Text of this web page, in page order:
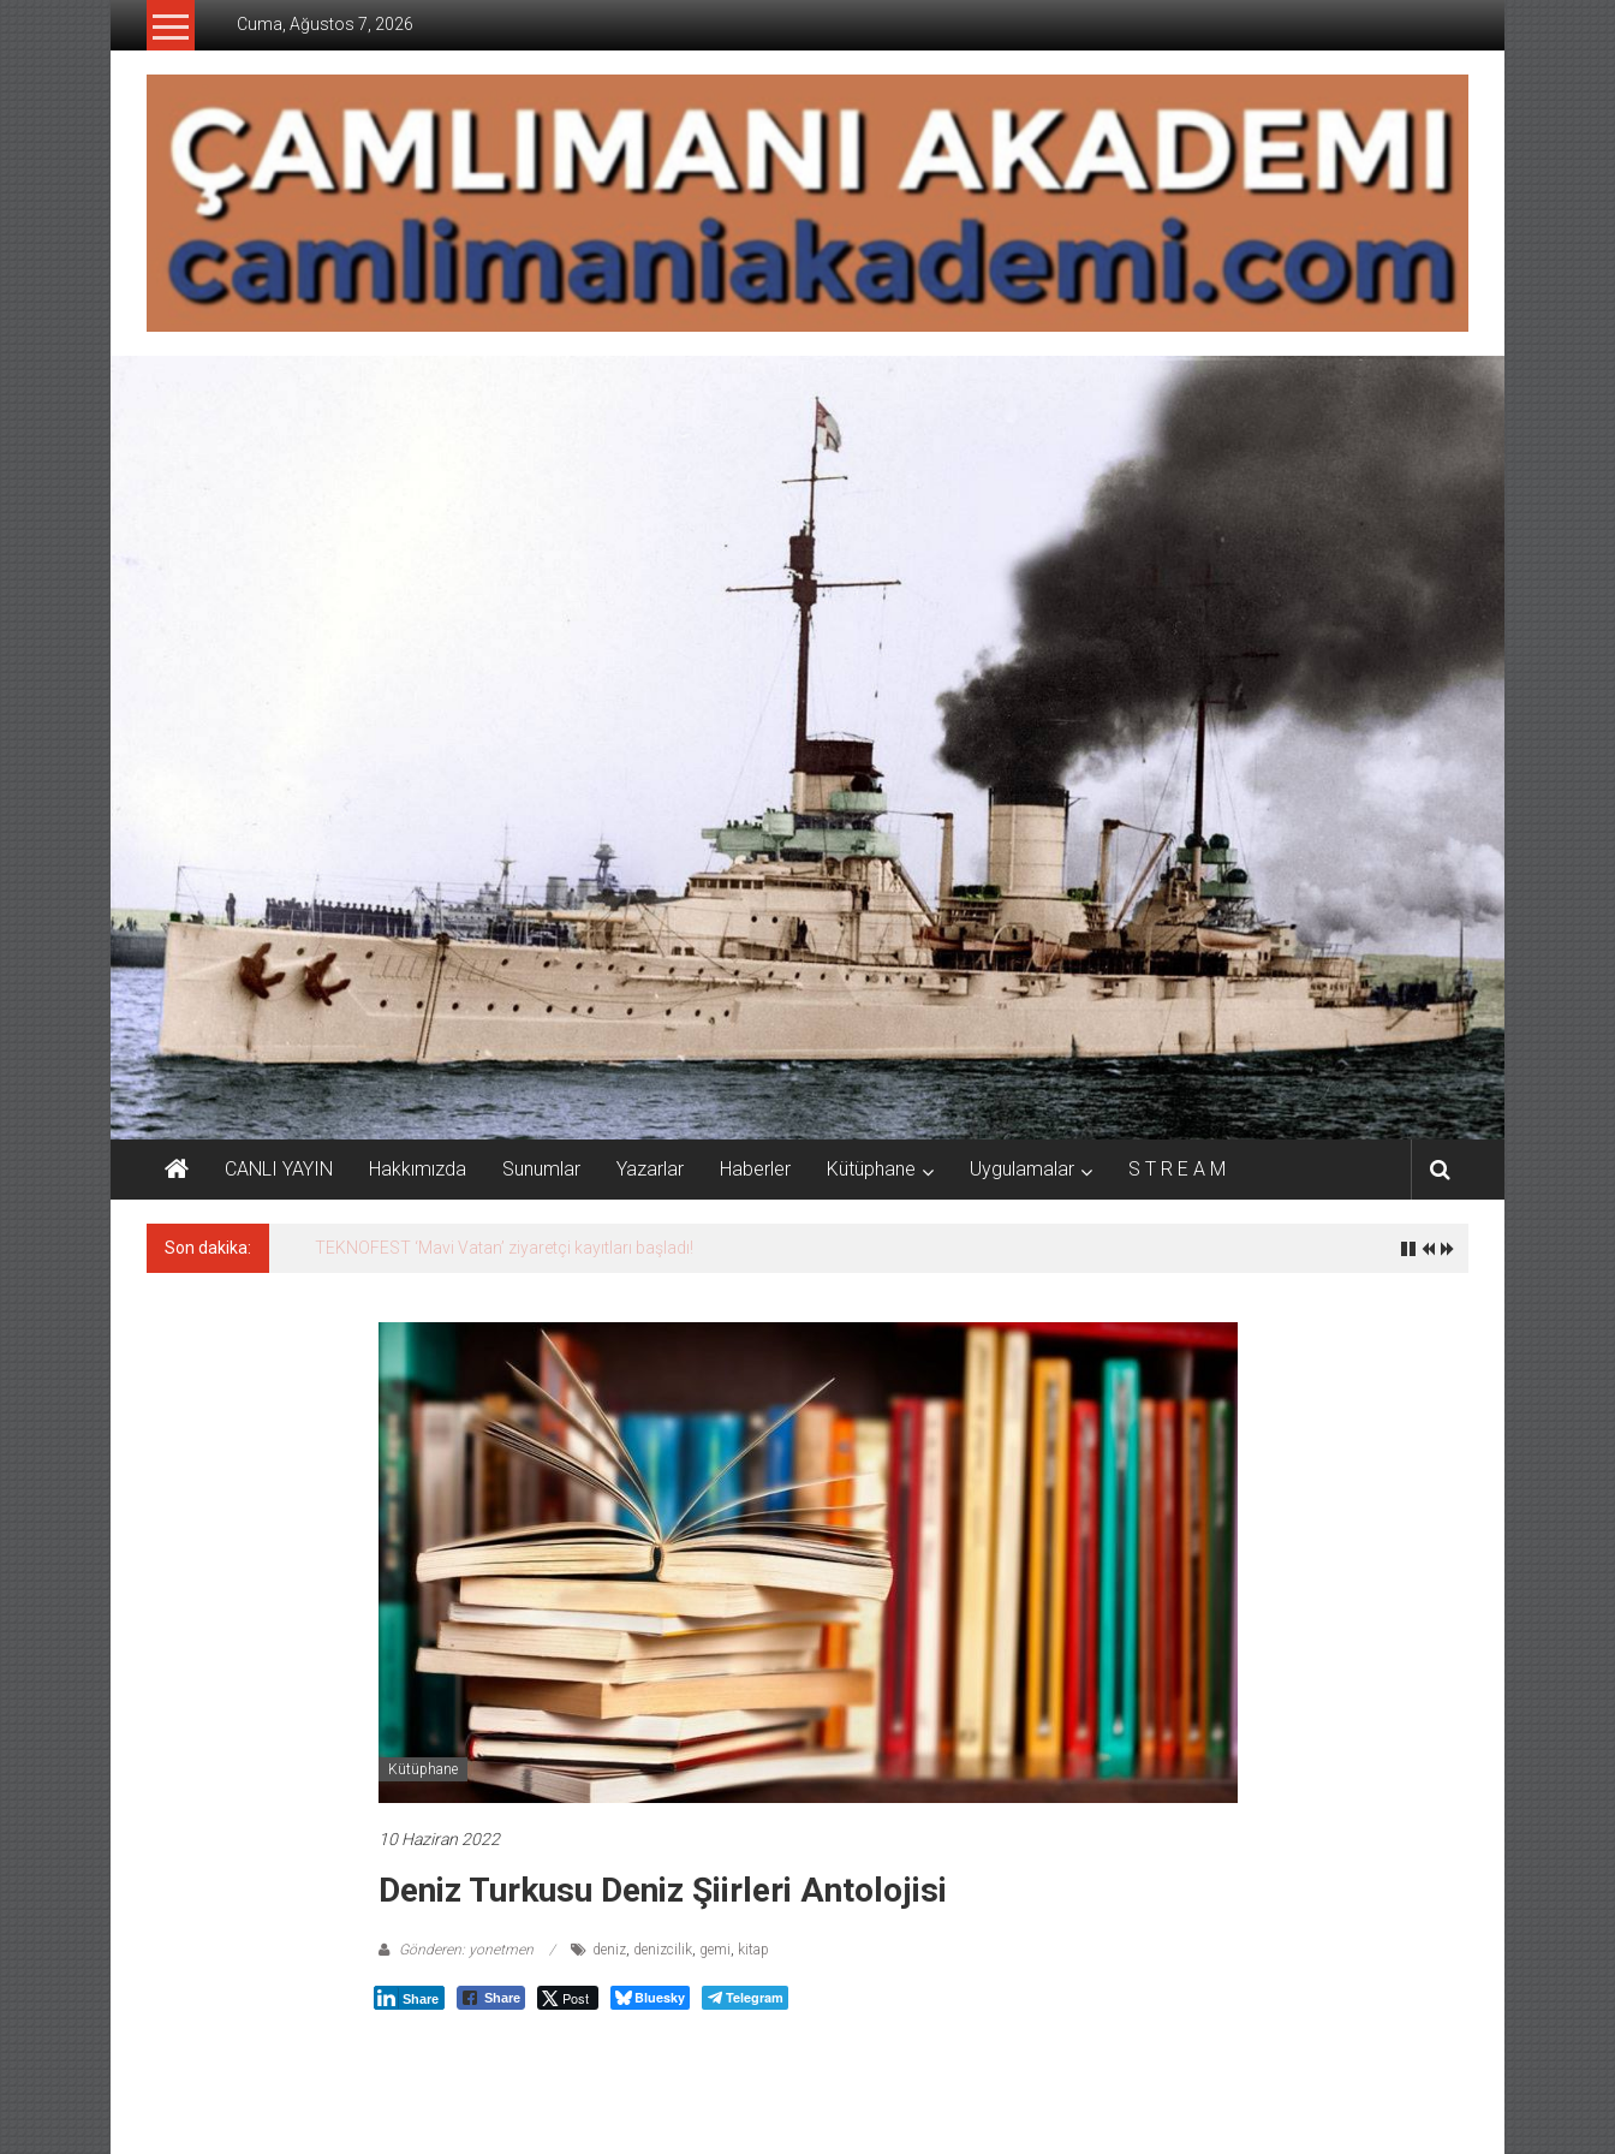
İçeriğe
Cuma, Ağustos 7, 2026
CAMLIMANI
AKADEMI
CANLI YAYIN Hakkımızda Sunumlar Yazarlar Haberler Kütüphane Uygulamalar S T R E A M
Son dakika: Tersane işçilerinin direnişi, kazanımla sonuçlandı
Kütüphane
10 Haziran 2022
Deniz Turkusu Deniz Şiirleri Antolojisi
Gönderen: yonetmen deniz, denizcilik, gemi, kitap
Share Share Post Bluesky Telegram